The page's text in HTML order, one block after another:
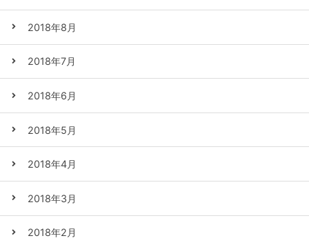
2018年8月
2018年7月
2018年6月
2018年5月
2018年4月
2018年3月
2018年2月